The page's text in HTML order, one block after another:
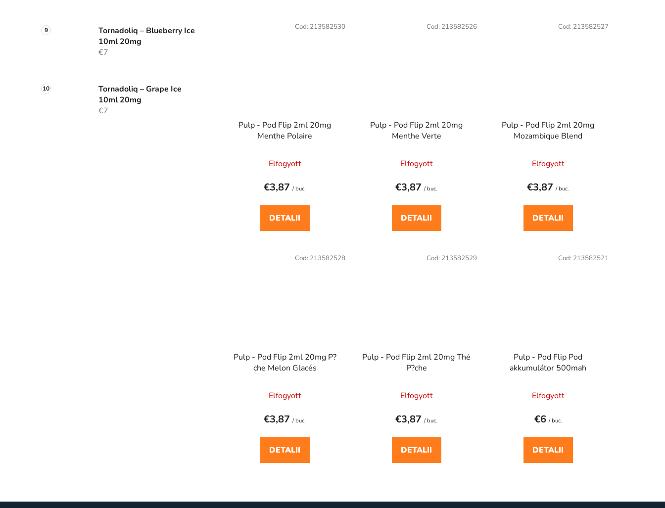
Tornadoliq – Blueberry Ice
10ml 20mg
€7
Tornadoliq – Grape Ice
10ml 20mg
€7
Pulp - Pod Flip 2ml 20mg
Menthe Polaire
Elfogyott
€3,87/ buc.
DETALII
Cod: 213582530
Pulp - Pod Flip 2ml 20mg
Menthe Verte
Elfogyott
€3,87/ buc.
DETALII
Cod: 213582526
Pulp - Pod Flip 2ml 20mg
Mozambique Blend
Elfogyott
€3,87/ buc.
DETALII
Cod: 213582527
Pulp - Pod Flip 2ml 20mg P?
che Melon Glacés
Elfogyott
€3,87/ buc.
DETALII
Cod: 213582528
Pulp - Pod Flip 2ml 20mg Thé
P?che
Elfogyott
€3,87/ buc.
DETALII
Cod: 213582529
Pulp - Pod Flip Pod
akkumulátor 500mah
Elfogyott
€6 / buc.
DETALII
Cod: 213582521
o